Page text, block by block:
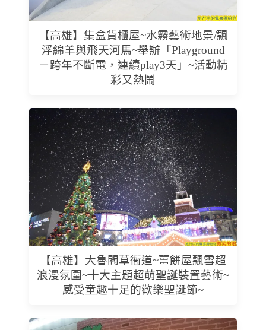
【高雄】集盒貨櫃屋~水霧藝術地景/飄
浮綿羊與飛天河馬~舉辦「Playground
－跨年不斷電，連續play3天」~活動精
彩又熱鬧
【高雄】大魯閣草衙道~薑餅屋飄雪超
浪漫氛圍~十大主題超萌聖誕裝置藝術~
感受童趣十足的歡樂聖誕節~